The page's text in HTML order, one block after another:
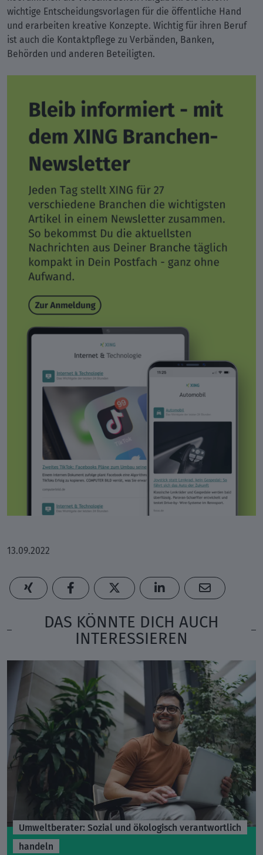
wichtige Entscheidungsvorlagen für die öffentliche Hand
und erarbeiten kreative Konzepte. Wichtig für ihren Beruf
ist auch die Kontaktpflege zu Verbänden, Banken,
Behörden und anderen Beteiligten.
13.09.2022
DAS KÖNNTE DICH AUCH
INTERESSIEREN
Umweltberater: Sozial und ökologisch verantwortlich
handeln